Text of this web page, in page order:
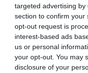
targeted advertising
section to confirm your
opt-out request is
interest-based ads
us or personal
your opt-out. You may
disclosure of your
urma Alaska –
Africii, de la Africa
sale Vest-Atlantice,
Europa: Portugalia,
final, înapoi în UK.